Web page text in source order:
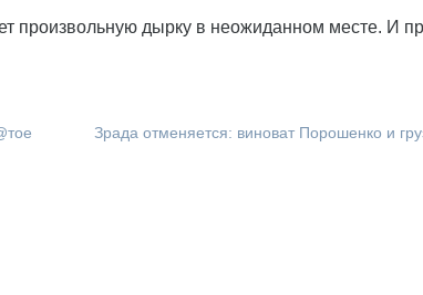
произвольную дырку в неожиданном месте. И
Зрада отменяется: виноват Порошенко и